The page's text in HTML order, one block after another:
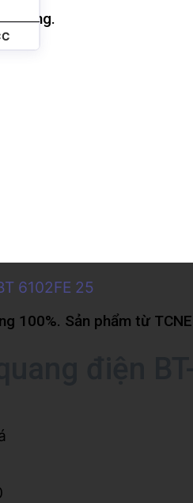
hàng.
100%. Sản phẩm từ